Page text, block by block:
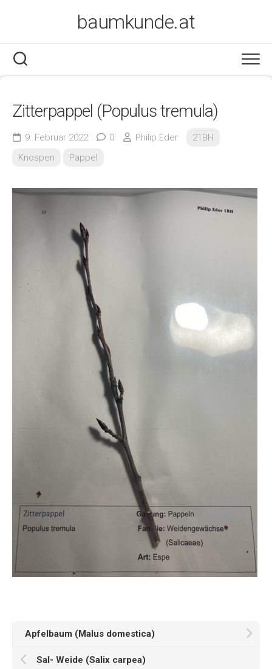
baumkunde.at
Zitterpappel (Populus tremula)
9. Februar 2022 0 Philip.Eder
21BH
Knospen
Pappel
Apfelbaum (Malus domestica)
Sal- Weide (Salix carpea)